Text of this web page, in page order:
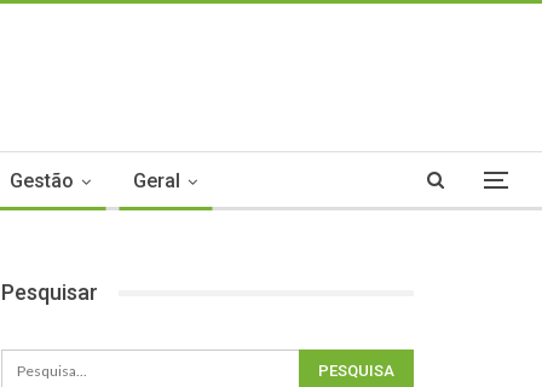
Gestão Geral
Pesquisar